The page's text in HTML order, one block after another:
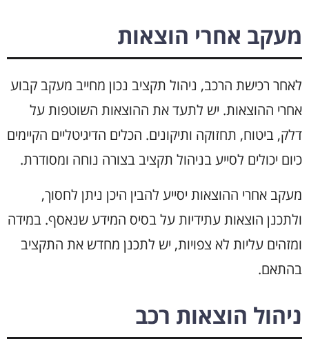
מעקב אחרי הוצאות
לאחר רכישת הרכב, ניהול תקציב נכון מחייב מעקב קבוע
אחרי ההוצאות. יש לתעד את ההוצאות השוטפות על
דלק, ביטוח, תחזוקה ותיקונים. הכלים הדיגיטליים הקיימים
כיום יכולים לסייע בניהול תקציב בצורה נוחה ומסודרת.
מעקב אחרי ההוצאות יסייע להבין היכן ניתן לחסוך,
ולתכנן הוצאות עתידיות על בסיס המידע שנאסף. במידה
ומזהים עליות לא צפויות, יש לתכנן מחדש את התקציב
בהתאם.
ניהול הוצאות רכב